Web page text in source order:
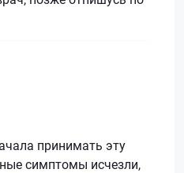
принимать эту
симптомы исчезли,